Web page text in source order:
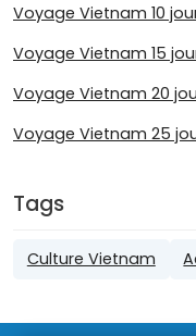
Voyage Vietnam 10
Voyage Vietnam 15
Voyage Vietnam 20
Voyage Vietnam 25
Tags
Culture Vietnam